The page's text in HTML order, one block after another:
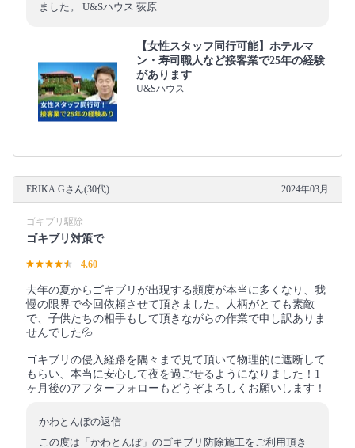
ました。 U&Sハウス 荻原
【女性スタッフ同行可能】ホテルマ
ン・寿司職人など接客業で25年の経験
があります
U&Sハウス
ERIKA.Gさん(30代) 2024年03月
ゴキブリ駆除
ゴキブリ対策で
4.60
去年の夏からゴキブリが出現する頻度が本当に多くなり、我
慢の限界で今回依頼させて頂きました。人柄がとても素敵
で、子供たちの相手もして頂きながらの作業で申し訳ありま
せんでした💦
ゴキブリの侵入経路を隅々まで見て頂いて物理的に遮断して
もらい、本当に安心して夜を過ごせるようになりました！1
ヶ月後のアフターフォローもどうぞよろしくお願いします！
かわとんぼの返信
この度は「かわとんぼ」のゴキブリ防除施工をご利用頂き